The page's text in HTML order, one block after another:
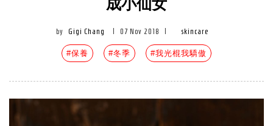
成小仙女
by Gigi Chang 07 Nov 2018 skincare
#保養 #冬季 #我光棍我驕傲